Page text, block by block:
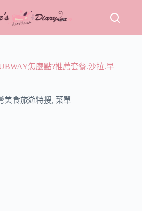
怎麼點?推薦套餐.沙拉.早
美食旅遊特搜, 菜單